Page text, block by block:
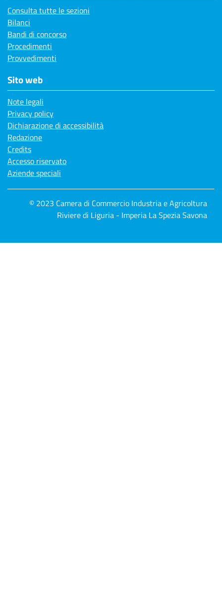
Consulta tutte le sezioni
Bilanci
Bandi di concorso
Procedimenti
Provvedimenti
Sito web
Note legali
Privacy policy
Dichiarazione di accessibilità
Redazione
Credits
Accesso riservato
Aziende speciali
© 2023 Camera di Commercio Industria e Agricoltura
Riviere di Liguria - Imperia La Spezia Savona